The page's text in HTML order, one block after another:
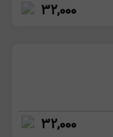
32,000
32,000